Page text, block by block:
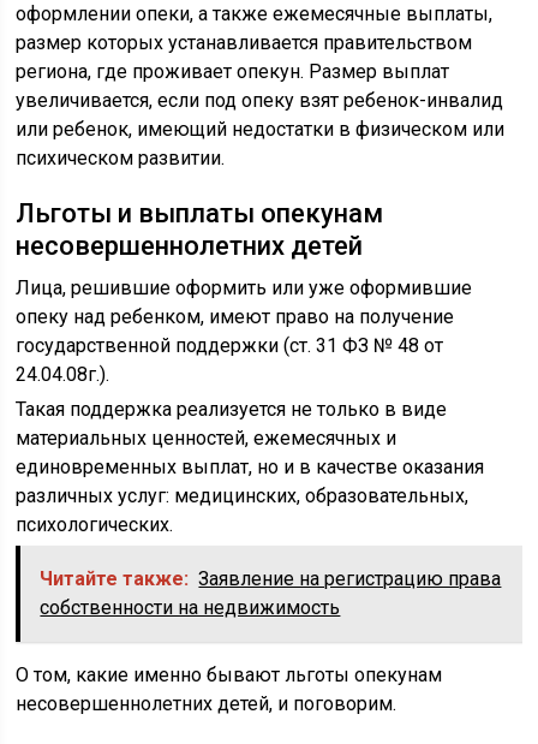
оформлении опеки, а также ежемесячные выплаты,
размер которых устанавливается правительством
региона, где проживает опекун. Размер выплат
увеличивается, если под опеку взят ребенок-инвалид
или ребенок, имеющий недостатки в физическом или
психическом развитии.
Льготы и выплаты опекунам
несовершеннолетних детей
Лица, решившие оформить или уже оформившие
опеку над ребенком, имеют право на получение
государственной поддержки (ст. 31 ФЗ № 48 от
24.04.08г.).
Такая поддержка реализуется не только в виде
материальных ценностей, ежемесячных и
единовременных выплат, но и в качестве оказания
различных услуг: медицинских, образовательных,
психологических.
Читайте также: Заявление на регистрацию права
собственности на недвижимость
О том, какие именно бывают льготы опекунам
несовершеннолетних детей, и поговорим.